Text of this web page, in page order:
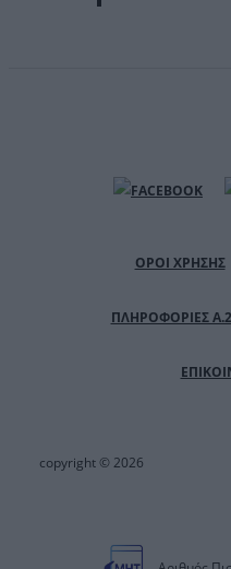
ΟΡΟΙ ΧΡΗΣΗΣ
ΠΛΗΡΟΦΟΡΙΕΣ
copyright © 2026